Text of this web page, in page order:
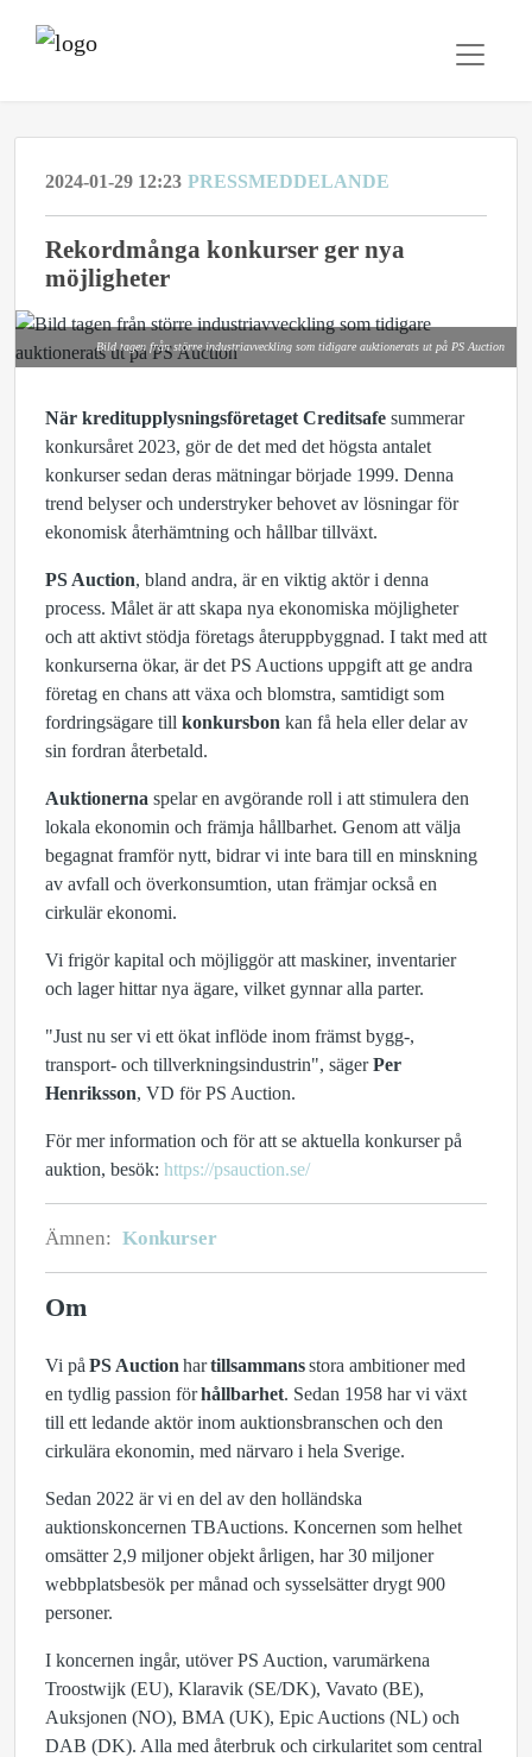
2024-01-29 12:23 PRESSMEDDELANDE
Rekordmånga konkurser ger nya
möjligheter
Bild tagen från större industriavveckling som tidigare auktionerats ut på PS Auction
När kreditupplysningsföretaget Creditsafe summerar
konkursåret 2023, gör de det med det högsta antalet
konkurser sedan deras mätningar började 1999. Denna
trend belyser och understryker behovet av lösningar för
ekonomisk återhämtning och hållbar tillväxt.
PS Auction, bland andra, är en viktig aktör i denna
process. Målet är att skapa nya ekonomiska möjligheter
och att aktivt stödja företags återuppbyggnad. I takt med att
konkurserna ökar, är det PS Auctions uppgift att ge andra
företag en chans att växa och blomstra, samtidigt som
fordringsägare till konkursbon kan få hela eller delar av
sin fordran återbetald.
Auktionerna spelar en avgörande roll i att stimulera den
lokala ekonomin och främja hållbarhet. Genom att välja
begagnat framför nytt, bidrar vi inte bara till en minskning
av avfall och överkonsumtion, utan främjar också en
cirkulär ekonomi.
Vi frigör kapital och möjliggör att maskiner, inventarier
och lager hittar nya ägare, vilket gynnar alla parter.
"Just nu ser vi ett ökat inflöde inom främst bygg-,
transport- och tillverkningsindustrin", sägerPer
Henriksson, VD för PS Auction.
För mer information och för att se aktuella konkurser på
auktion, besök: https://psauction.se/
Ämnen: Konkurser
Om
Vi på PS Auction hartillsammansstora ambitioner med
en tydlig passion förhållbarhet. Sedan 1958 har vi växt
till ett ledande aktör inom auktionsbranschen och den
cirkulära ekonomin, med närvaro i hela Sverige.
Sedan 2022 är vi en del av den holländska
auktionskoncernen TBAuctions. Koncernen som helhet
omsätter 2,9 miljoner objekt årligen, har 30 miljoner
webbplatsbesök per månad och sysselsätter drygt 900
personer.
I koncernen ingår, utöver PS Auction, varumärkena
Troostwijk (EU), Klaravik (SE/DK), Vavato (BE),
Auksjonen (NO), BMA (UK), Epic Auctions (NL) och
DAB (DK). Alla med återbruk och cirkularitet som central